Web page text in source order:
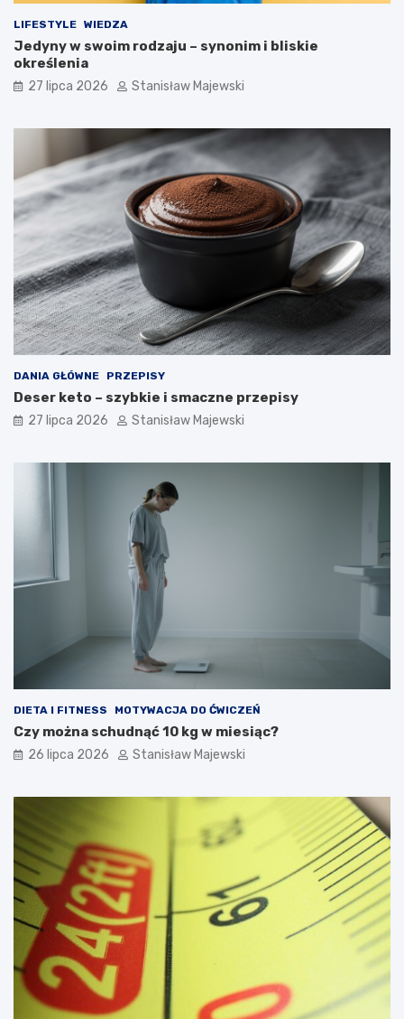
LIFESTYLE WIEDZA
Jedyny w swoim rodzaju – synonim i bliskie
określenia
27 lipca 2026 Stanisław Majewski
DANIA GŁÓWNE PRZEPISY
Deser keto – szybkie i smaczne przepisy
27 lipca 2026 Stanisław Majewski
DIETA I FITNESS MOTYWACJA DO ĆWICZEŃ
Czy można schudnąć 10 kg w miesiąc?
26 lipca 2026 Stanisław Majewski